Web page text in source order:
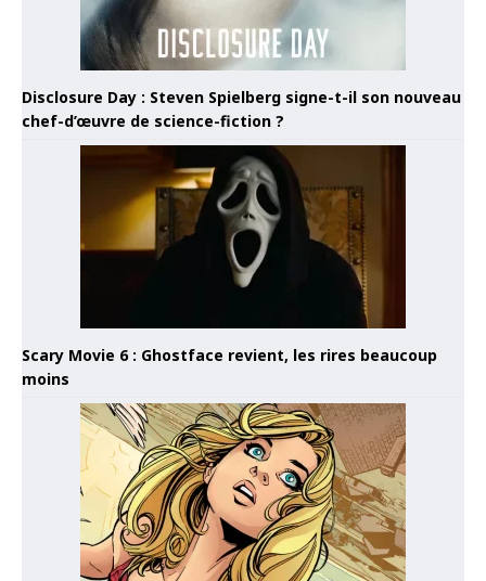
Disclosure Day : Steven Spielberg signe-t-il son nouveau
chef-d’œuvre de science-fiction ?
Scary Movie 6 : Ghostface revient, les rires beaucoup
moins